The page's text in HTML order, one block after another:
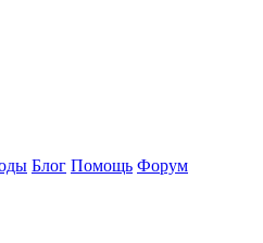
Блог Помощь Форум